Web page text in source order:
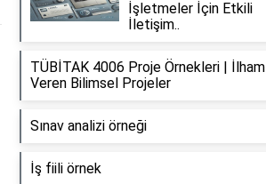
İşletmeler İçin Etkili
İletişim..
TÜBİTAK 4006 Proje Örnekleri | İlham
Veren Bilimsel Projeler
Sınav analizi örneği
İş fiili örnek